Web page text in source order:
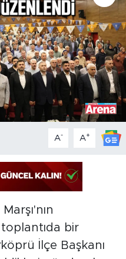
A- A+
bir
İlçe Başkanı